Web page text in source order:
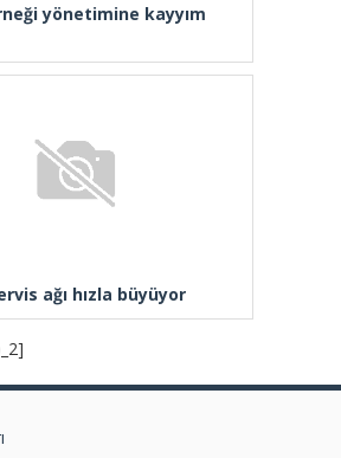
yönetimine kayyım
ağı hızla büyüyor